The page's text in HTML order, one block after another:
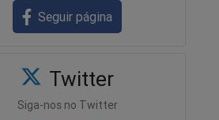
Seguir página
Twitter
Siga-nos no Twitter